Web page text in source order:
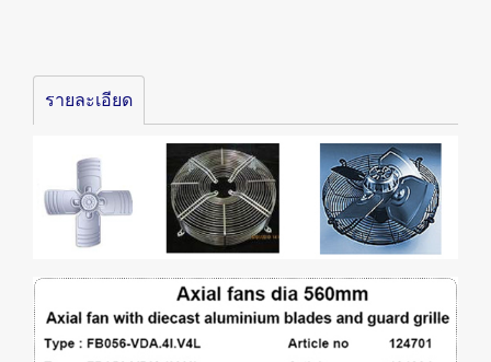
รายละเอียด